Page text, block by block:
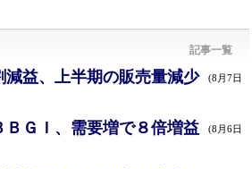
記事一覧
減益、上半期の販売量減少 (8月7日
ＢＧＩ、需要増で８倍増益 (8月6日